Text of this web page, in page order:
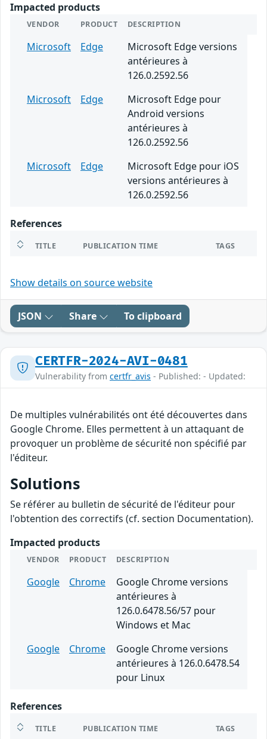
Impacted products
VENDOR PRODUCT DESCRIPTION
Microsoft Edge
Microsoft Edge versions
antérieures à
126.0.2592.56
Microsoft
Edge
Microsoft Edge pour
Android versions
antérieures à
126.0.2592.56
Microsoft
Edge
Microsoft Edge pour iOS
versions antérieures à
126.0.2592.56
References
TITLE PUBLICATION TIME TAGS
Show details on source website
JSON Share To clipboard
CERTFR-2024-AVI-0481
Vulnerability from certfr_avis - Published: - Updated:
De multiples vulnérabilités ont été découvertes dans
Google Chrome. Elles permettent à un attaquant de
provoquer un problème de sécurité non spécifié par
l'éditeur.
Solutions
Se référer au bulletin de sécurité de l'éditeur pour
l'obtention des correctifs (cf. section Documentation).
Impacted products
VENDOR PRODUCT DESCRIPTION
Google Chrome
Google Chrome versions
antérieures à
126.0.6478.56/57 pour
Windows et Mac
Google
Chrome
Google Chrome versions
antérieures à 126.0.6478.54
pour Linux
References
TITLE PUBLICATION TIME TAGS